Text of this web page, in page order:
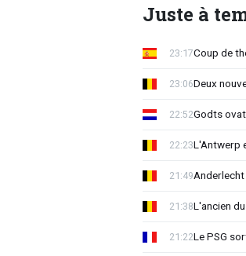
Juste à
Coup de
23:17
Deux
23:06
Godts
22:52
L'Antwerp
22:23
21:49
L'ancien
21:38
Le PSG
21:22